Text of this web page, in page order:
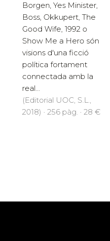
Borgen, Yes Minister,
Boss, Okkupert, The
Good Wife, 1992 o
Show Me a Hero són
visions d'una ficció
política fortament
connectada amb la
real...
(Editorial UOC, S.L.,
2018) · 256 pàg. · 28 €